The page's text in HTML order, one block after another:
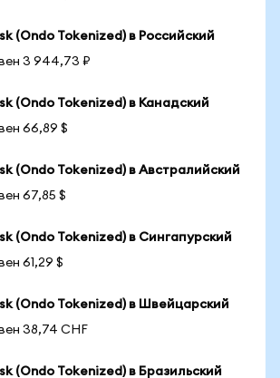
(Ondo Tokenized) в Российский
3 944,73 ₽
(Ondo Tokenized) в Канадский
66,89 $
(Ondo Tokenized) в Австралийский
67,85 $
(Ondo Tokenized) в Сингапурский
61,29 $
(Ondo Tokenized) в Швейцарский
38,74 CHF
(Ondo Tokenized) в Бразильский